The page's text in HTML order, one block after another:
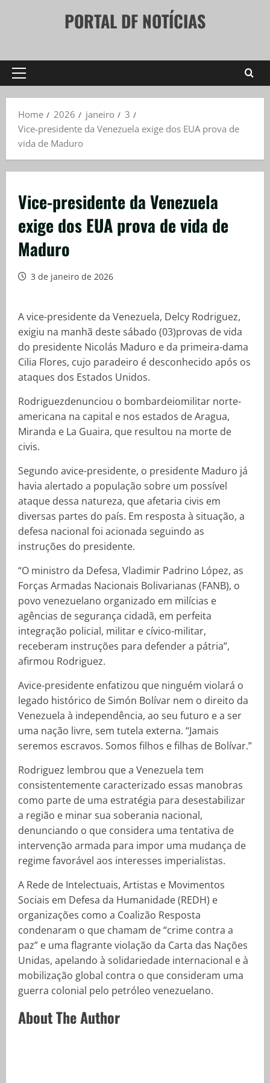
PORTAL DF NOTÍCIAS
Primary
Home
2026 janeiro
3
Vice-presidente da Venezuela exige dos EUA prova de
vida de Maduro
Vice-presidente da Venezuela
exige dos EUA prova de vida de
Maduro
3 de janeiro de 2026
A vice-presidente da Venezuela, Delcy Rodriguez,
exigiu na manhã deste sábado (03)provas de vida
do presidente Nicolás Maduro e da primeira-dama
Cilia Flores, cujo paradeiro é desconhecido após os
ataques dos Estados Unidos.
Rodriguezdenunciou o bombardeiomilitar norte-
americana na capital e nos estados de Aragua,
Miranda e La Guaira, que resultou na morte de
civis.
Segundo avice-presidente, o presidente Maduro já
havia alertado a população sobre um possível
ataque dessa natureza, que afetaria civis em
diversas partes do país. Em resposta à situação, a
defesa nacional foi acionada seguindo as
instruções do presidente.
“O ministro da Defesa, Vladimir Padrino López, as
Forças Armadas Nacionais Bolivarianas (FANB), o
povo venezuelano organizado em milícias e
agências de segurança cidadã, em perfeita
integração policial, militar e cívico-militar,
receberam instruções para defender a pátria”,
afirmou Rodriguez.
Avice-presidente enfatizou que ninguém violará o
legado histórico de Simón Bolívar nem o direito da
Venezuela à independência, ao seu futuro e a ser
uma nação livre, sem tutela externa. “Jamais
seremos escravos. Somos filhos e filhas de Bolívar.”
Rodriguez lembrou que a Venezuela tem
consistentemente caracterizado essas manobras
como parte de uma estratégia para desestabilizar
a região e minar sua soberania nacional,
denunciando o que considera uma tentativa de
intervenção armada para impor uma mudança de
regime favorável aos interesses imperialistas.
A Rede de Intelectuais, Artistas e Movimentos
Sociais em Defesa da Humanidade (REDH) e
organizações como a Coalizão Resposta
condenaram o que chamam de “crime contra a
paz” e uma flagrante violação da Carta das Nações
Unidas, apelando à solidariedade internacional e à
mobilização global contra o que consideram uma
guerra colonial pelo petróleo venezuelano.
About The Author